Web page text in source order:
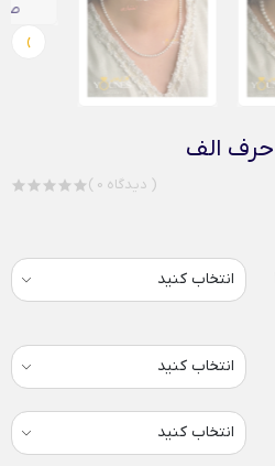
›
الف
( 0 دیدگاه )